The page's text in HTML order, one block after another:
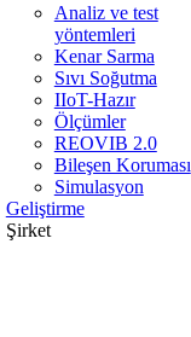
Analiz ve test
yöntemleri
Kenar Sarma
Sıvı Soğutma
IIoT-Hazır
Ölçümler
REOVIB 2.0
Bileşen Koruması
Simulasyon
Geliştirme
Şirket